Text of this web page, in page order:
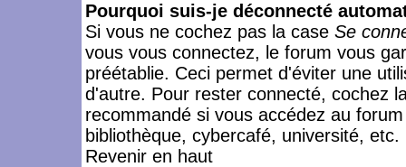
Pourquoi suis-je déconnecté
Si vous ne cochez pas la case Se
vous vous connectez, le forum vous
préétablie. Ceci permet d'éviter une
d'autre. Pour rester connecté, cochez
recommandé si vous accédez au
bibliothèque, cybercafé, université, etc.
Revenir en haut